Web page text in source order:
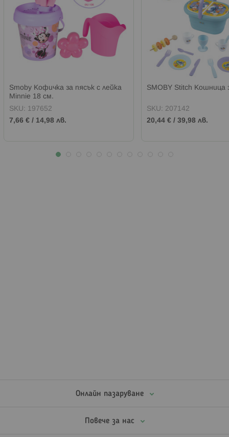
Smoby Кофичка за пясък с лейка
Minnie 18 см.
SKU: 197652
7,66 € / 14,98 лв.
SMOBY Stitch Кошница
SKU: 207142
20,44 € / 39,98 лв.
Онлайн пазаруване
Повече за нас